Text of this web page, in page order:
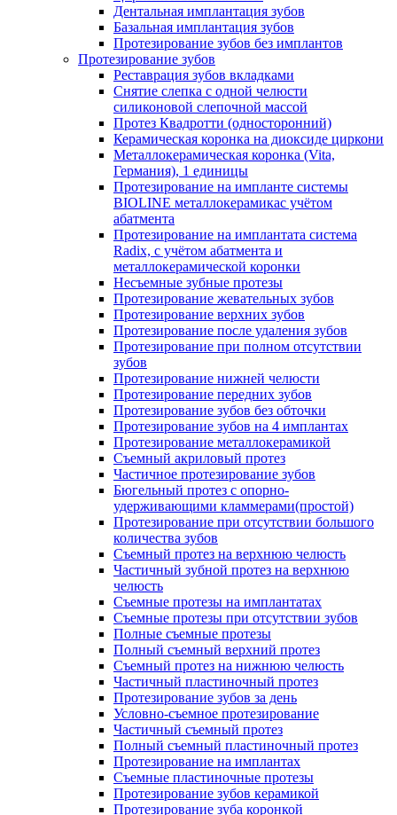
Дентальная имплантация зубов
Базальная имплантация зубов
Протезирование зубов без имплантов
Протезирование зубов
Реставрация зубов вкладками
Снятие слепка с одной челюсти
силиконовой слепочной массой
Протез Квадротти (односторонний)
Керамическая коронка на диоксиде циркони
Металлокерамическая коронка (Vita,
Германия), 1 единицы
Протезирование на импланте системы
BIOLINE металлокерамикас учётом
абатмента
Протезирование на имплантата система
Radix, с учётом абатмента и
металлокерамической коронки
Несъемные зубные протезы
Протезирование жевательных зубов
Протезирование верхних зубов
Протезирование после удаления зубов
Протезирование при полном отсутствии
зубов
Протезирование нижней челюсти
Протезирование передних зубов
Протезирование зубов без обточки
Протезирование зубов на 4 имплантах
Протезирование металлокерамикой
Съемный акриловый протез
Частичное протезирование зубов
Бюгельный протез с опорно-
удерживающими кламмерами(простой)
Протезирование при отсутствии большого
количества зубов
Съемный протез на верхнюю челюсть
Частичный зубной протез на верхнюю
челюсть
Съемные протезы на имплантатах
Съемные протезы при отсутствии зубов
Полные съемные протезы
Полный съемный верхний протез
Съемный протез на нижнюю челюсть
Частичный пластиночный протез
Протезирование зубов за день
Условно-съемное протезирование
Частичный съемный протез
Полный съемный пластиночный протез
Протезирование на имплантах
Съемные пластиночные протезы
Протезирование зубов керамикой
Протезирование зуба коронкой